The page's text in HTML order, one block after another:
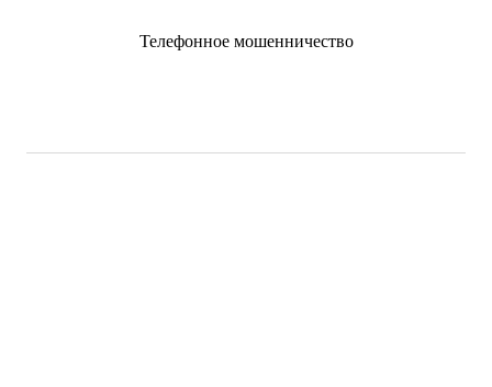
Телефонное мошенничество